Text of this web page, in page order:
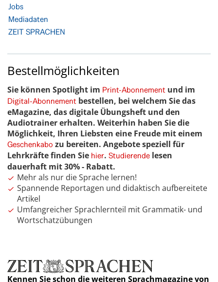
Jobs
Mediadaten
ZEIT SPRACHEN
Bestellmöglichkeiten
Sie können Spotlight im Print-Abonnement und im
Digital-Abonnement bestellen, bei welchem Sie das
eMagazine, das digitale Übungsheft und den
Audiotrainer erhalten. Weiterhin haben Sie die
Möglichkeit, Ihren Liebsten eine Freude mit einem
Geschenkabo zu bereiten. Angebote speziell für
Lehrkräfte finden Sie hier. Studierende lesen
dauerhaft mit 30% - Rabatt.
Mehr als nur die Sprache lernen!
Spannende Reportagen und didaktisch aufbereitete
Artikel
Umfangreicher Sprachlernteil mit Grammatik- und
Wortschatzübungen
Kennen Sie schon die weiteren Sprachmagazine von